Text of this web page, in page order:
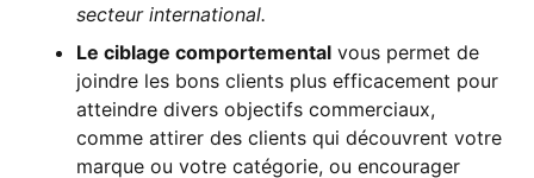
secteur international.
Le ciblage comportemental vous permet de
joindre les bons clients plus efficacement pour
atteindre divers objectifs commerciaux,
comme attirer des clients qui découvrent votre
marque ou votre catégorie, ou encourager